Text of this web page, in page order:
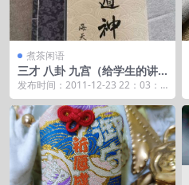
煮茶闲语
三才 八卦 九宫（给学生的讲
课节录）
发布时间：2011-12-23 22：03：0
9 &nb...